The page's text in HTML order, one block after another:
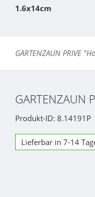
1.6x14cm
GARTENZAUN PRIVE
GARTENZAUN
Produkt-ID: 8.14191P
Lieferbar in 7-14